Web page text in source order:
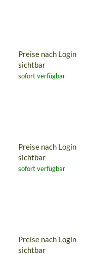
Preise nach Login
sichtbar
sofort verfügbar
Preise nach Login
sichtbar
sofort verfügbar
Preise nach Login
sichtbar